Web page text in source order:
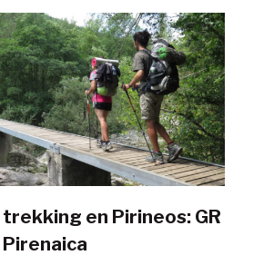
en Pirineos: GR
Pirenaica